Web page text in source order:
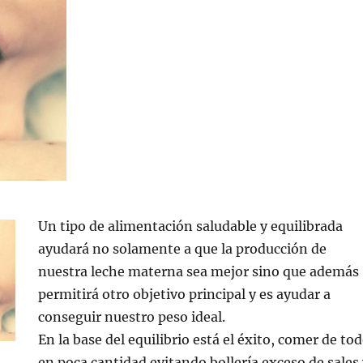
Untipo de alimentación saludable y equilibrada
ayudará no solamente a que la producción de
nuestra leche materna sea mejor sino que además
permitirá otro objetivo principal y es ayudar a
conseguir nuestro peso ideal.
En la base del equilibrio está el éxito, comer de